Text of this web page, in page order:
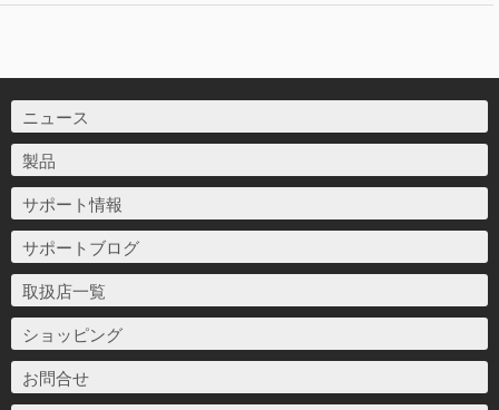
ニュース
製品
サポート情報
サポートブログ
取扱店一覧
ショッピング
お問合せ